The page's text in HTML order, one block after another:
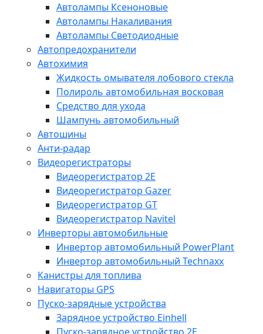
Автолампы Ксеноновые
Автолампы Накаливания
Автолампы Светодиодные
Автопредохранители
Автохимия
Жидкость омывателя лобового стекла
Полироль автомобильная восковая
Средство для ухода
Шампунь автомобильный
Автошины
Анти-радар
Видеорегистраторы
Видеорегистратор 2E
Видеорегистратор Gazer
Видеорегистратор GT
Видеорегистратор Navitel
Инверторы автомобильные
Инвертор автомобильный PowerPlant
Инвертор автомобильный Technaxx
Канистры для топлива
Навигаторы GPS
Пуско-зарядные устройства
Зарядное устройство Einhell